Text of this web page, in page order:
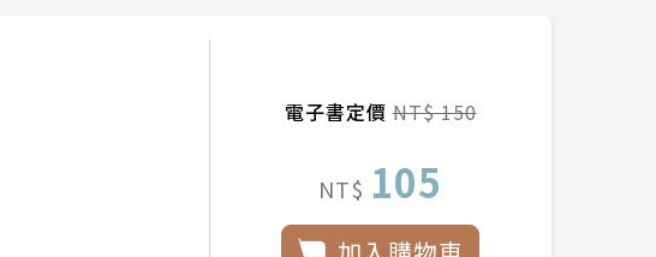
電子書定價NT$ 150
NT$ 105